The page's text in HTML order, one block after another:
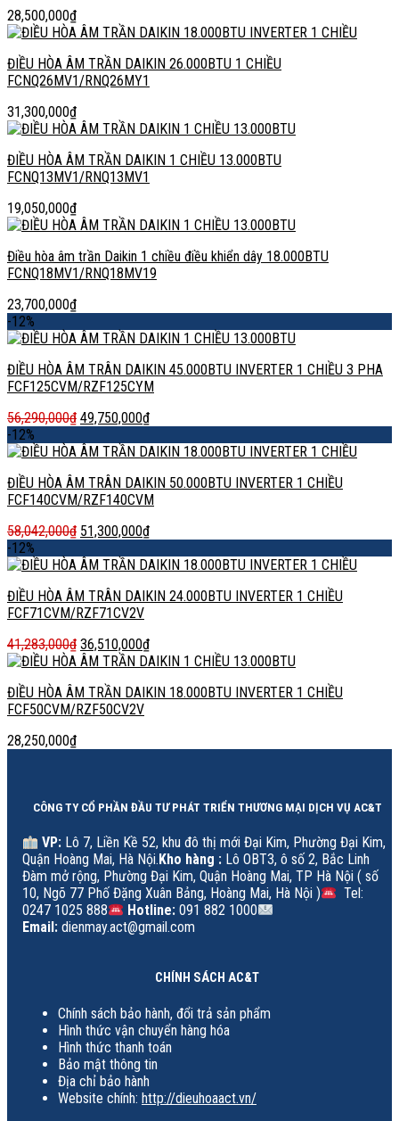
28,500,000₫
ĐIỀU HÒA ÂM TRẦN DAIKIN 26.000BTU 1 CHIỀU
FCNQ26MV1/RNQ26MY1
31,300,000₫
ĐIỀU HÒA ÂM TRẦN DAIKIN 1 CHIỀU 13.000BTU
FCNQ13MV1/RNQ13MV1
19,050,000₫
Điều hòa âm trần Daikin 1 chiều điều khiển dây 18.000BTU
FCNQ18MV1/RNQ18MV19
23,700,000₫
-12%
ĐIỀU HÒA ÂM TRÂN DAIKIN 45.000BTU INVERTER 1 CHIỀU 3 PHA
FCF125CVM/RZF125CYM
56,290,000₫ 49,750,000₫
-12%
ĐIỀU HÒA ÂM TRÂN DAIKIN 50.000BTU INVERTER 1 CHIỀU
FCF140CVM/RZF140CVM
58,042,000₫ 51,300,000₫
-12%
ĐIỀU HÒA ÂM TRÂN DAIKIN 24.000BTU INVERTER 1 CHIỀU
FCF71CVM/RZF71CV2V
41,283,000₫ 36,510,000₫
ĐIỀU HÒA ÂM TRẦN DAIKIN 18.000BTU INVERTER 1 CHIỀU
FCF50CVM/RZF50CV2V
28,250,000₫
CÔNG TY CỔ PHẦN ĐẦU TƯ PHÁT TRIỂN THƯƠNG MẠI DỊCH VỤ AC&T
VP: Lô 7, Liền Kề 52, khu đô thị mới Đại Kim, Phường Đại Kim,
Quận Hoàng Mai, Hà Nội.Kho hàng : Lô OBT3, ô số 2, Bắc Linh
Đàm mở rộng, Phường Đại Kim, Quận Hoàng Mai, TP Hà Nội ( số
10, Ngõ 77 Phố Đặng Xuân Bảng, Hoàng Mai, Hà Nội )
Tel:
0247 1025 888
Hotline:091 882 1000
Email: dienmay.act@gmail.com
CHÍNH SÁCH AC&T
Chính sách bảo hành, đổi trả sản phẩm
Hình thức vận chuyển hàng hóa
Hình thức thanh toán
Bảo mật thông tin
Địa chỉ bảo hành
Website chính: http://dieuhoaact.vn/